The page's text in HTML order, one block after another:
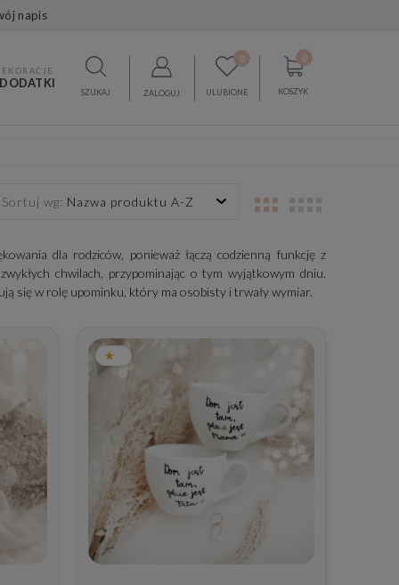
napis
SZUKAJ ZALOGUJ ULUBIONE
0 0
KOSZYK
Sortuj wg: Nazwa produktu A-Z
dla rodziców, ponieważ łączą codzienną funkcję z
chwilach, przypominając o tym wyjątkowym dniu.
się w rolę upominku, który ma osobisty i trwały wymiar.